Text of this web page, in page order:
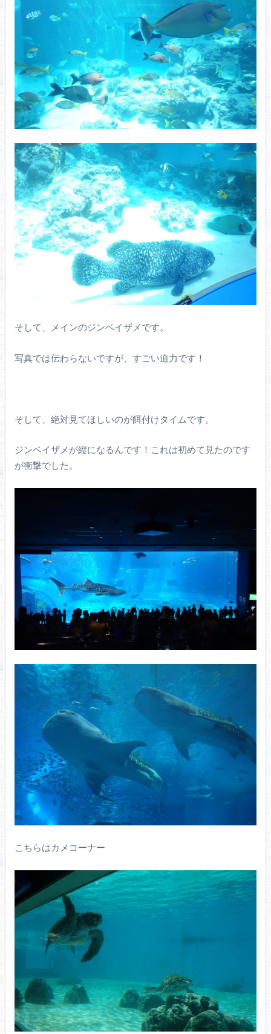
そして、メインのジンベイザメです。
写真では伝わらないですが、すごい迫力です！
そして、絶対見てほしいのが餌付けタイムです。
ジンベイザメが縦になるんです！これは初めて見たのです
が衝撃でした。
こちらはカメコーナー